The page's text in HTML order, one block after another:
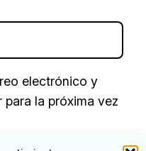
electrónico y
la próxima vez